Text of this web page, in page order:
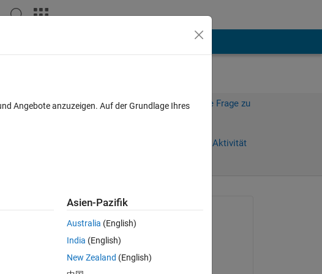
Melden Sie sich an, um diese Frage zu
Anmelden, um Aktivität
Stimmen
all
pricky
am 23 Jun. 2014
Angebote anzuzeigen. Auf der Grundlage Ihres
Asien-Pazifik
Australia (English)
India (English)
New Zealand (English)